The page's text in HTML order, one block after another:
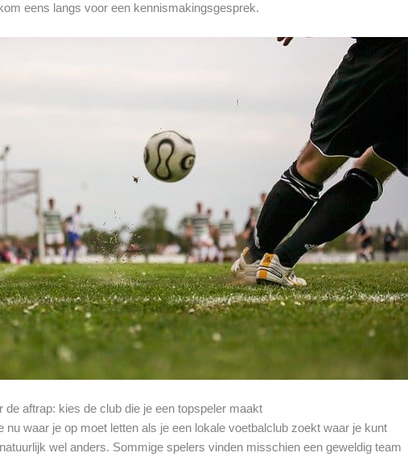
eens langs voor een kennismakingsgesprek.
de aftrap: kies de club die je een topspeler maakt
nu waar je op moet letten als je een lokale voetbalclub zoekt waar je kunt
wel anders. Sommige spelers vinden misschien een geweldig team